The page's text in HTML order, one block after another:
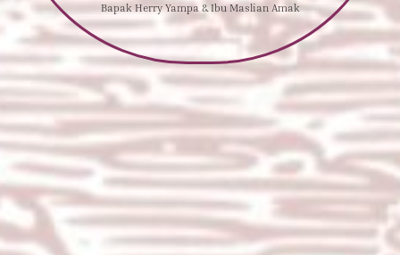
Bapak Herry Yampa & Ibu Maslian Amak